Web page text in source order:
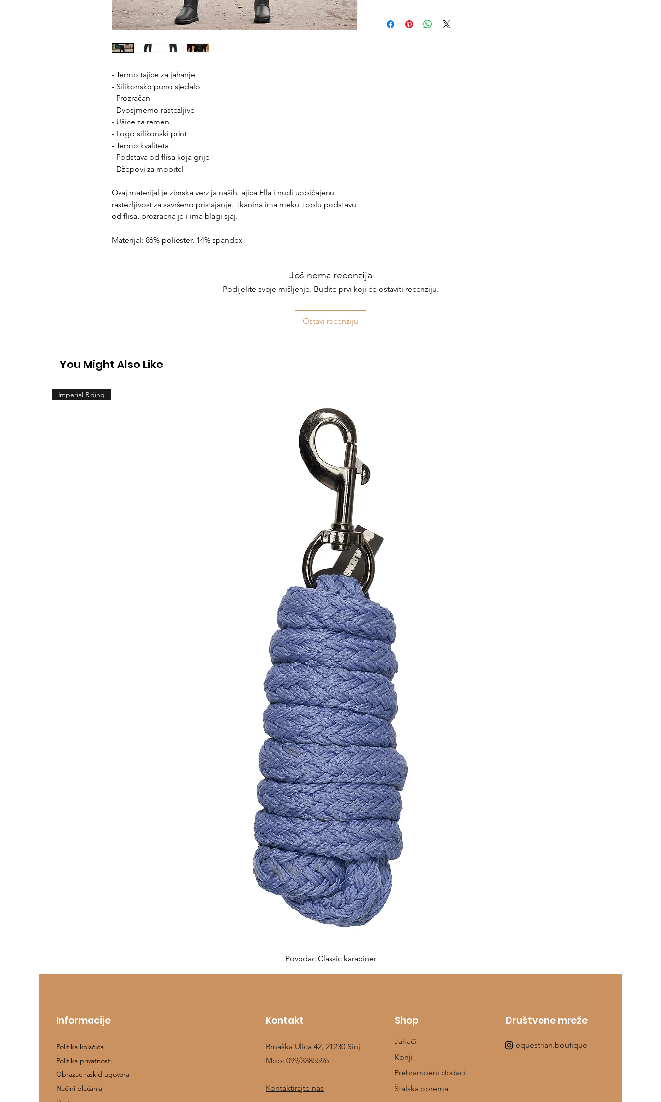
- Termo tajice za jahanje
- Silikonsko puno sjedalo
- Prozračan
- Dvosjmerno rastezljive
- Ušice za remen
- Logo silikonski print
- Termo kvaliteta
- Podstava od flisa koja grije
- Džepovi za mobitel
Ovaj materijal je zimska verzija naših tajica Ella i nudi uobičajenu
rastezljivost za savršeno pristajanje. Tkanina ima meku, toplu podstavu
od flisa, prozračna je i ima blagi sjaj.
Materijal: 86% poliester, 14% spandex
Još nema recenzija
Podijelite svoje mišljenje. Budite prvi koji će ostaviti recenziju.
Ostavi recenziju
You Might Also Like
Imperial Riding
Povodac Classic karabiner
Cijena
10,00 €
Informacije
Politika kolačića
Politika privatnosti
Obrazac raskid ugovora
Načini plaćanja
Kontakt
Brnaška Ulica 42, 21230 Sinj
Mob:099/3385596
Kontaktirajte nas
Shop
Jahači
Konji
Prehrambeni dodaci
Štalska oprema
Društvene mreže
equestrian.boutique